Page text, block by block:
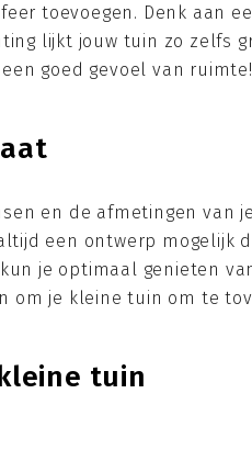
toevoegen. Denk aan
lijkt jouw tuin zo zelfs
goed gevoel van ruimte!
en de afmetingen van
een ontwerp mogelijk
je optimaal genieten
om je kleine tuin om te
tuin